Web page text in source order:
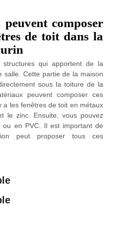
composer
de toit dans la
qui apportent de la
salle. Cette partie de la maison
sous la toiture de la
peuvent composer ces
a les fenêtres de toit en métaux
le zinc. Ensuite, vous pouvez
en PVC. Il est important de
peut proposer tous ces